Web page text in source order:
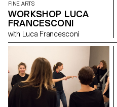
FINE ARTS
WORKSHOP LUCA
FRANCESCONI
with Luca Francesconi